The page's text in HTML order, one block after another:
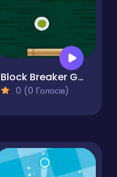
Block Breaker Game
0 (0 Голосів)